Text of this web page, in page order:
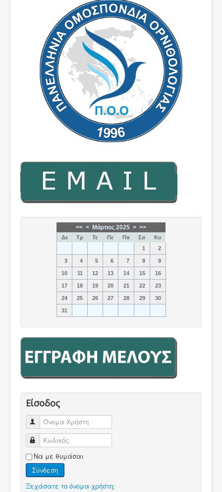
<< < Μάρτιος 2025 > >>
Δε Τρ Τε Πε Πα Σα
Κυ
1
2
3 4 5 6 7 8 9
10 11 12 13 14 15 16
17 18 19 20 21 22 23
24 25 26 27 28 29 30
31
Είσοδος
Όνομα Χρήστη
Κωδικός
Να με θυμάσαι
Σύνδεση
Ξεχάσατε το όνομα χρήστη;